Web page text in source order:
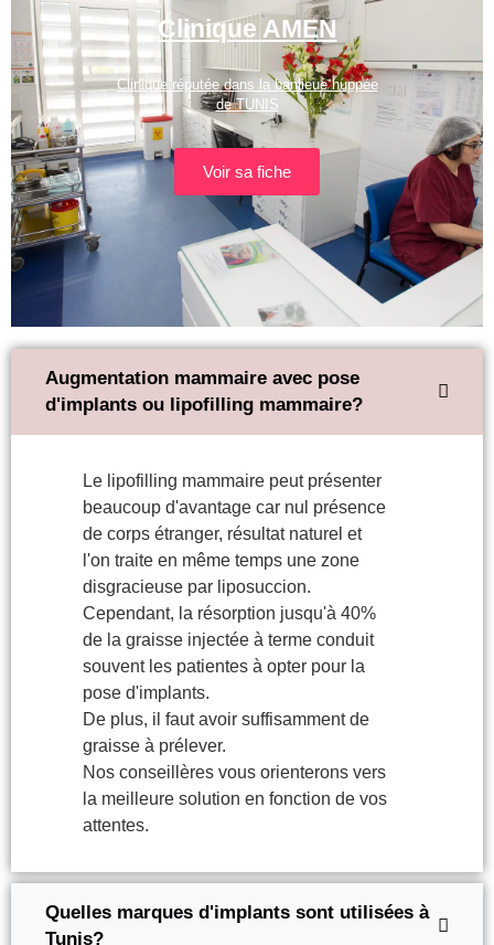
Clinique AMEN
Clinique réputée dans la banlieue huppée
de TUNIS
Voir sa fiche
Augmentation mammaire avec pose
d'implants ou lipofilling mammaire?
Le lipofilling mammaire peut présenter
beaucoup d'avantage car nul présence
de corps étranger, résultat naturel et
l'on traite en même temps une zone
disgracieuse par liposuccion.
Cependant, la résorption jusqu'à 40%
de la graisse injectée à terme conduit
souvent les patientes à opter pour la
pose d'implants.
De plus, il faut avoir suffisamment de
graisse à prélever.
Nos conseillères vous orienterons vers
la meilleure solution en fonction de vos
attentes.
Quelles marques d'implants sont utilisées à
Tunis?